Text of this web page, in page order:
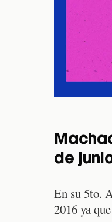
de
En su 5to.
2016 ya